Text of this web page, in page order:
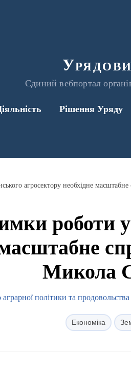
Єдиний вебпортал
Рішення Уряду
агросектору необхідне
роботи
масштабне
Микола
аграрної політики та
Економіка